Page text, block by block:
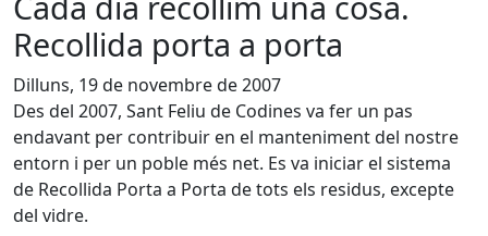
Recollida porta a porta
Dilluns, 19 de novembre de 2007
Des del 2007, Sant Feliu de Codines va fer un pas
endavant per contribuir en el manteniment del nostre
entorn i per un poble més net. Es va iniciar el sistema
de Recollida Porta a Porta de tots els residus, excepte
del vidre.